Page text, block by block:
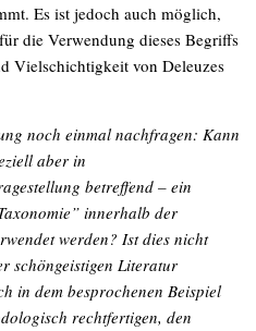
Es ist jedoch auch möglich,
die Verwendung dieses Begriffs
Vielschichtigkeit von Deleuzes
noch einmal nachfragen: Kann
aber in
betreffend – ein
innerhalb der
werden? Ist dies nicht
schöngeistigen Literatur
in dem besprochenen Beispiel
rechtfertigen, den